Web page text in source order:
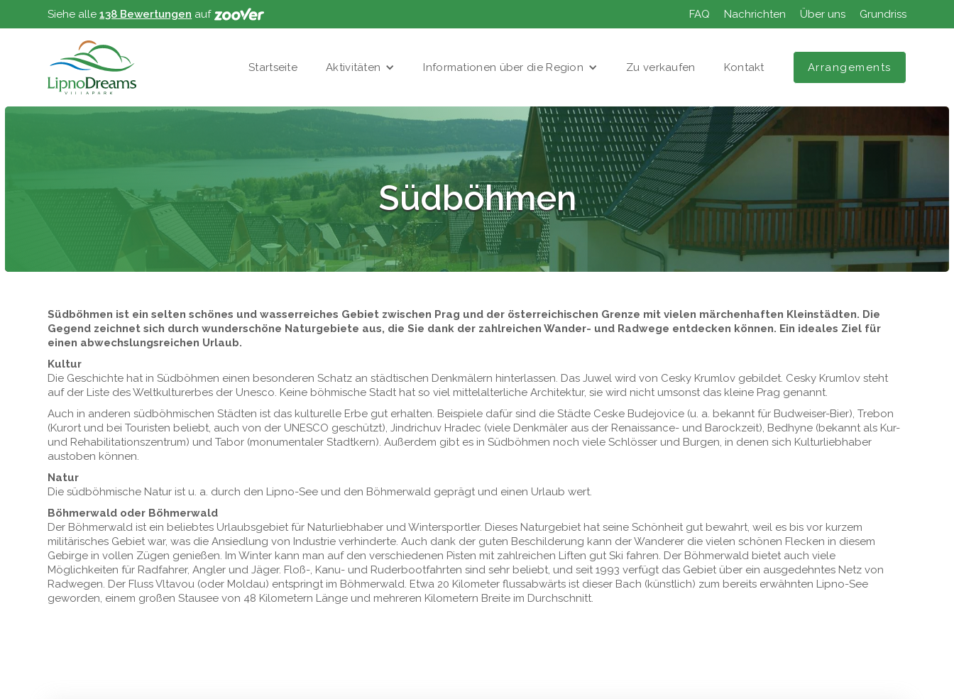
Siehe alle138 Bewertungen auf FAQ Nachrichten Über uns Grundriss
Startseite Aktivitäten Informationen über die Region Zu verkaufen Kontakt Arrangements
Südböhmen
Südböhmen ist ein selten schönes und wasserreiches Gebiet zwischen Prag und der österreichischen Grenze mit vielen märchenhaften Kleinstädten. Die
Gegend zeichnet sich durch wunderschöne Naturgebiete aus, die Sie dank der zahlreichen Wander- und Radwege entdecken können. Ein ideales Ziel für
einen abwechslungsreichen Urlaub.
Kultur
Die Geschichte hat in Südböhmen einen besonderen Schatz an städtischen Denkmälern hinterlassen. Das Juwel wird von Cesky Krumlov gebildet. Cesky Krumlov steht
auf der Liste des Weltkulturerbes der Unesco. Keine böhmische Stadt hat so viel mittelalterliche Architektur, sie wird nicht umsonst das kleine Prag genannt.
Auch in anderen südböhmischen Städten ist das kulturelle Erbe gut erhalten. Beispiele dafür sind die Städte Ceske Budejovice (u. a. bekannt für Budweiser-Bier), Trebon
(Kurort und bei Touristen beliebt, auch von der UNESCO geschützt), Jindrichuv Hradec (viele Denkmäler aus der Renaissance- und Barockzeit), Bedhyne (bekannt als Kur-
und Rehabilitationszentrum) und Tabor (monumentaler Stadtkern). Außerdem gibt es in Südböhmen noch viele Schlösser und Burgen, in denen sich Kulturliebhaber
austoben können.
Natur
Die südböhmische Natur ist u. a. durch den Lipno-See und den Böhmerwald geprägt und einen Urlaub wert.
Böhmerwald oder Böhmerwald
Der Böhmerwald ist ein beliebtes Urlaubsgebiet für Naturliebhaber und Wintersportler. Dieses Naturgebiet hat seine Schönheit gut bewahrt, weil es bis vor kurzem
militärisches Gebiet war, was die Ansiedlung von Industrie verhinderte. Auch dank der guten Beschilderung kann der Wanderer die vielen schönen Flecken in diesem
Gebirge in vollen Zügen genießen. Im Winter kann man auf den verschiedenen Pisten mit zahlreichen Liften gut Ski fahren. Der Böhmerwald bietet auch viele
Möglichkeiten für Radfahrer, Angler und Jäger. Floß-, Kanu- und Ruderbootfahrten sind sehr beliebt, und seit 1993 verfügt das Gebiet über ein ausgedehntes Netz von
Radwegen. Der Fluss Vltavou (oder Moldau) entspringt im Böhmerwald. Etwa 20 Kilometer flussabwärts ist dieser Bach (künstlich) zum bereits erwähnten Lipno-See
geworden, einem großen Stausee von 48 Kilometern Länge und mehreren Kilometern Breite im Durchschnitt.